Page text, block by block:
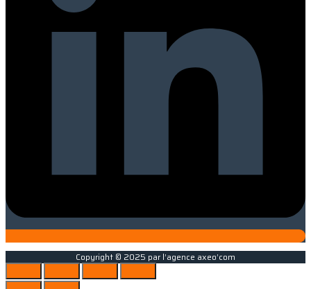
Copyright © 2025 par l’agence axeo’com